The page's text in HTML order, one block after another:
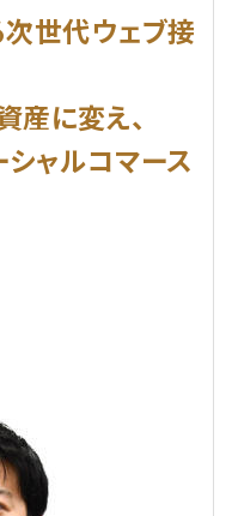
オンライン・オフライ
伝えしますので、
。
サーとして200を超え
。
ではWEBコンサル
次世代ウェブ接
に変え、
ャルコマース